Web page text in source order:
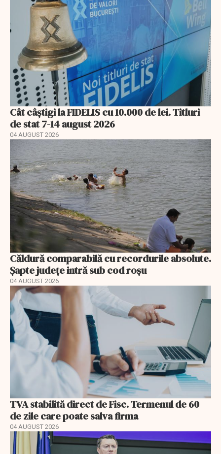
Cât câștigi la FIDELIS cu 10.000 de lei. Titluri
de stat 7-14 august 2026
04 AUGUST 2026
Căldură comparabilă cu recordurile absolute.
Șapte județe intră sub cod roșu
04 AUGUST 2026
TVA stabilită direct de Fisc. Termenul de 60
de zile care poate salva firma
04 AUGUST 2026